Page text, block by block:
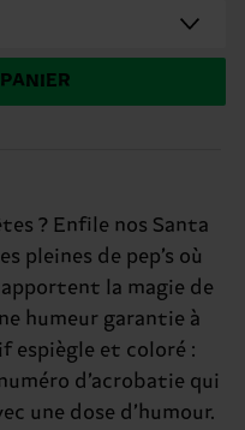
? Enfile nos Santa
pleines de pep’s où
la magie de
humeur garantie à
espiègle et coloré :
d’acrobatie qui
une dose d’humour.